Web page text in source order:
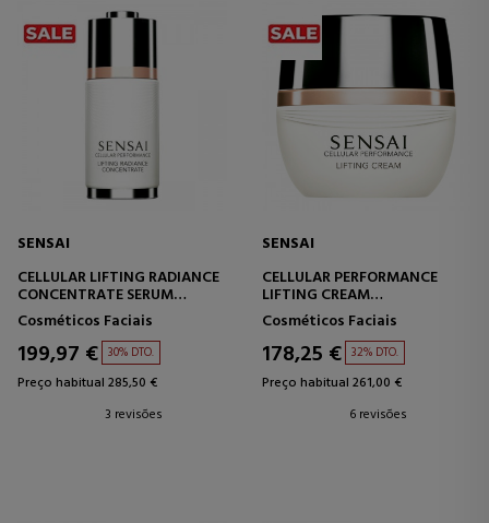
SENSAI
CELLULAR LIFTING RADIANCE
CONCENTRATE SERUM
CONCENTRADO FIRMEZA E
LUMINOSIDADE
Cosméticos Faciais
199,97 € 30% DTO.
Preço habitual 285,50 €
3 revisões
SENSAI
CELLULAR PERFORMANCE
LIFTING CREAM
CREME FACIAL LIFTING
Cosméticos Faciais
178,25 € 32% DTO.
Preço habitual 261,00 €
6 revisões